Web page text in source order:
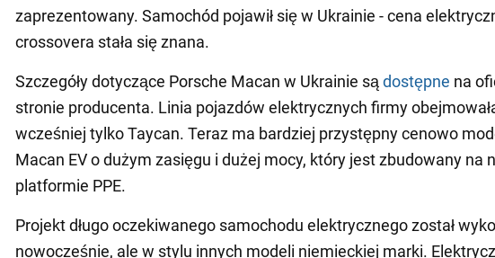
zaprezentowany. Samochód pojawił się w Ukrainie - cena
crossovera stała się znana.
Szczegóły dotyczące Porsche Macan w Ukrainie sądostępne na
stronie producenta. Linia pojazdów elektrycznych firmy
wcześniej tylko Taycan. Teraz ma bardziej przystępny cenowo
Macan EV o dużym zasięgu i dużej mocy, który jest zbudowany na
platformie PPE.
Projekt długo oczekiwanego samochodu elektrycznego został
nowocześnie, ale w stylu innych modeli niemieckiej marki.